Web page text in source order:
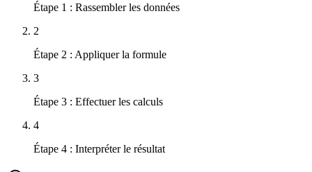
Étape 1 : Rassembler les données
2
Étape 2 : Appliquer la formule
3
Étape 3 : Effectuer les calculs
4
Étape 4 : Interpréter le résultat